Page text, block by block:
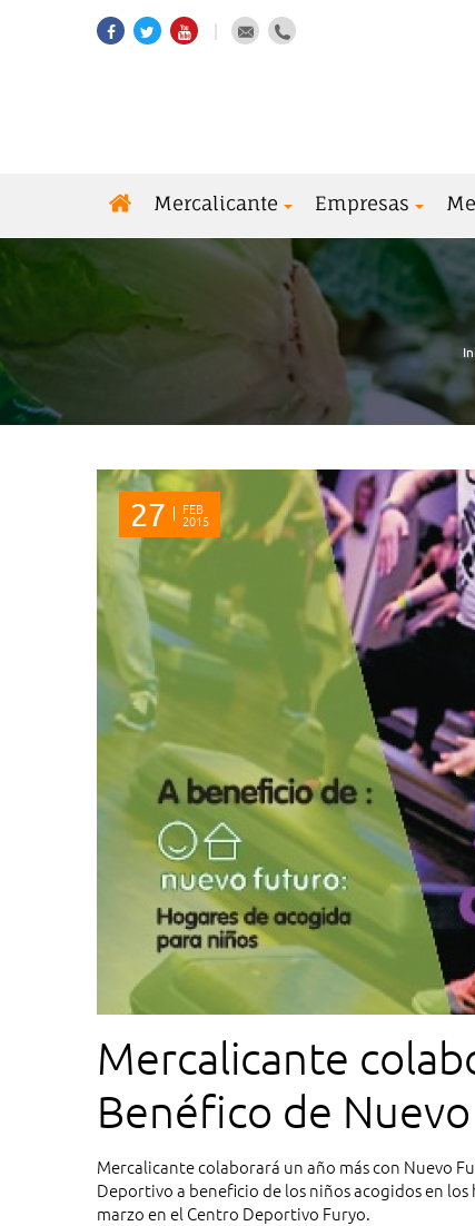
Mercalicante Empresas
27 FEB
2015
Mercalicante
Benéfico de
Mercalicante colaborará un año más con Nuevo
Deportivo a beneficio de los niños acogidos en
marzo en el Centro Deportivo Furyo.